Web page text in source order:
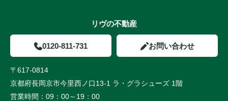
リヴの不動産
0120-811-731 お問い合わせ
〒617-0814
京都府長岡京市今里西ノ口13-1 ラ・グラシューズ 1階
営業時間： 09：00～19：00